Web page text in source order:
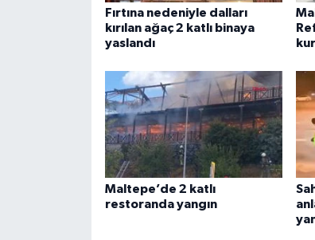
Fırtına nedeniyle dalları
kırılan ağaç 2 katlı binaya
yaslandı
Maltepe’de 2 katlı
restoranda yangın